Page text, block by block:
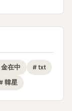
金在中 # txt
韓星